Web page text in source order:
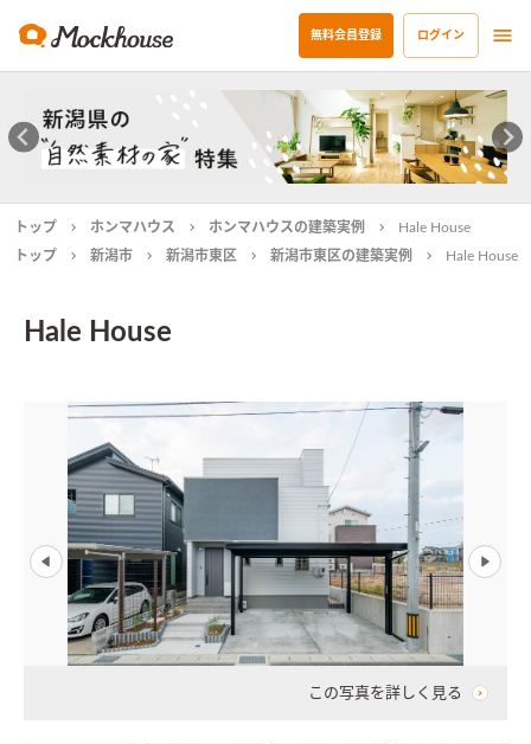
無料会員登録 ログイン
トップ ホンマハウス ホンマハウスの建築実例
Hale House
トップ
新潟市 新潟市東区 新潟市東区の建築実例 Hale House
Hale House
この写真を詳しく見る